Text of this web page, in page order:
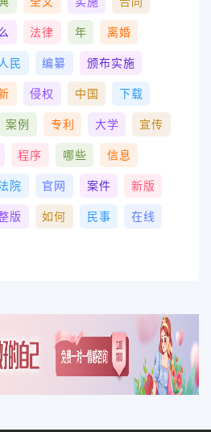
法律 年 离婚
民 编纂 颁布实施
侵权 中国 下载
案例 专利 大学 宣传
程序 哪些 信息
院 官网 案件 新版
版 如何 民事 在线